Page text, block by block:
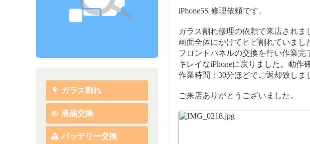
ガラス割れ
液晶交換
バッテリー交換
iPhone5S 修理依頼です。
ガラス割れ修理の依頼で来店されま
画面全体にかけてヒビ割れていまし
フロントパネルの交換を行い作業完
キレイなiPhoneに戻りました。動作
作業時間：30分ほどでご返却致しま
ご来店ありがとうございました。